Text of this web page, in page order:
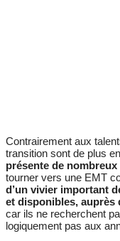
Contrairement aux
transition sont de plus
présente de nombreux
tourner vers une EMT
d’un vivier important
et disponibles, auprès
car ils ne recherchent
logiquement pas aux